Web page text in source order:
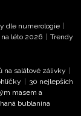
Extra s.r.o. a
a
dle numerologie
na léto 2026
Trendy
na salátové zálivky
30 nejlepších
masem a
bublanina